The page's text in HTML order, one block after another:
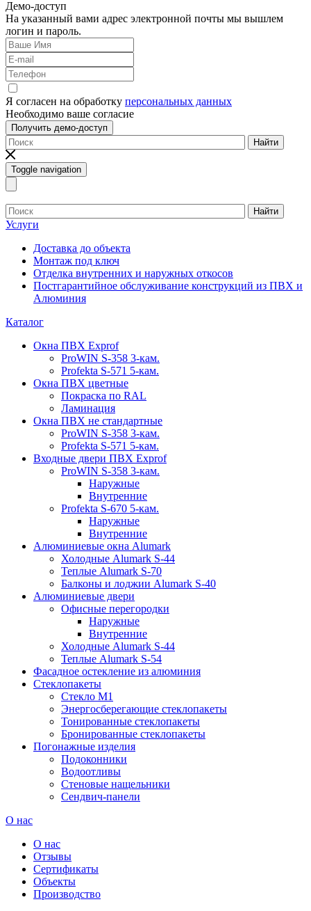
Демо-доступ
На указанный вами адрес электронной почты мы вышлем
логин и пароль.
Я согласен на обработку персональных данных
Необходимо ваше согласие
Получить демо-доступ
Найти
Toggle navigation
Найти
Услуги
Доставка до объекта
Монтаж под ключ
Отделка внутренних и наружных откосов
Постгарантийное обслуживание конструкций из ПВХ и
Алюминия
Каталог
Окна ПВХ Exprof
ProWIN S-358 3-кам.
Profekta S-571 5-кам.
Окна ПВХ цветные
Покраска по RAL
Ламинация
Окна ПВХ не стандартные
ProWIN S-358 3-кам.
Profekta S-571 5-кам.
Входные двери ПВХ Exprof
ProWIN S-358 3-кам.
Наружные
Внутренние
Profekta S-670 5-кам.
Наружные
Внутренние
Алюминиевые окна Alumark
Холодные Alumark S-44
Теплые Alumark S-70
Балконы и лоджии Alumark S-40
Алюминиевые двери
Офисные перегородки
Наружные
Внутренние
Холодные Alumark S-44
Теплые Alumark S-54
Фасадное остекление из алюминия
Стеклопакеты
Стекло М1
Энергосберегающие стеклопакеты
Тонированные стеклопакеты
Бронированные стеклопакеты
Погонажные изделия
Подоконники
Водоотливы
Стеновые нащельники
Сендвич-панели
О нас
О нас
Отзывы
Сертификаты
Объекты
Производство